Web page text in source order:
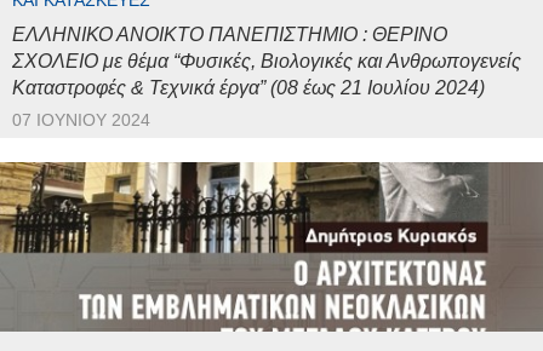
ΕΛΛΗΝΙΚΟ ΑΝΟΙΚΤΟ ΠΑΝΕΠΙΣΤΗΜΙΟ : ΘΕΡΙΝΟ
ΣΧΟΛΕΙΟ με θέμα “Φυσικές, Βιολογικές και Ανθρωπογενείς
Καταστροφές & Τεχνικά έργα” (08 έως 21 Ιουλίου 2024)
07 ΙΟΥΝΊΟΥ 2024